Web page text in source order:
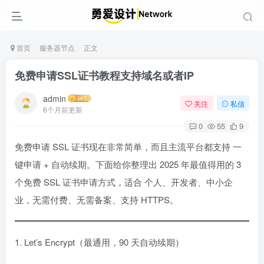
首页 服务器节点 正文
免费申请SSL证书教程支持域名或者IP
admin
6个月前更新
关注 私信
0 55 9
免费申请 SSL 证书现在非常简单，而且主流平台都支持 一
键申请 + 自动续期。下面给你整理出 2025 年最值得用的 3
个免费 SSL 证书申请方式，适合 个人、开发者、中小企
业，无需付费、无需备案、支持 HTTPS。
1. Let’s Encrypt（最通用，90 天自动续期）